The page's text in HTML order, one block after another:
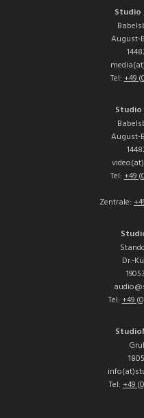
August-
Tel:+49
August-
Tel:+49
Zentrale:
Dr.-
Tel:+49
Tel:+49